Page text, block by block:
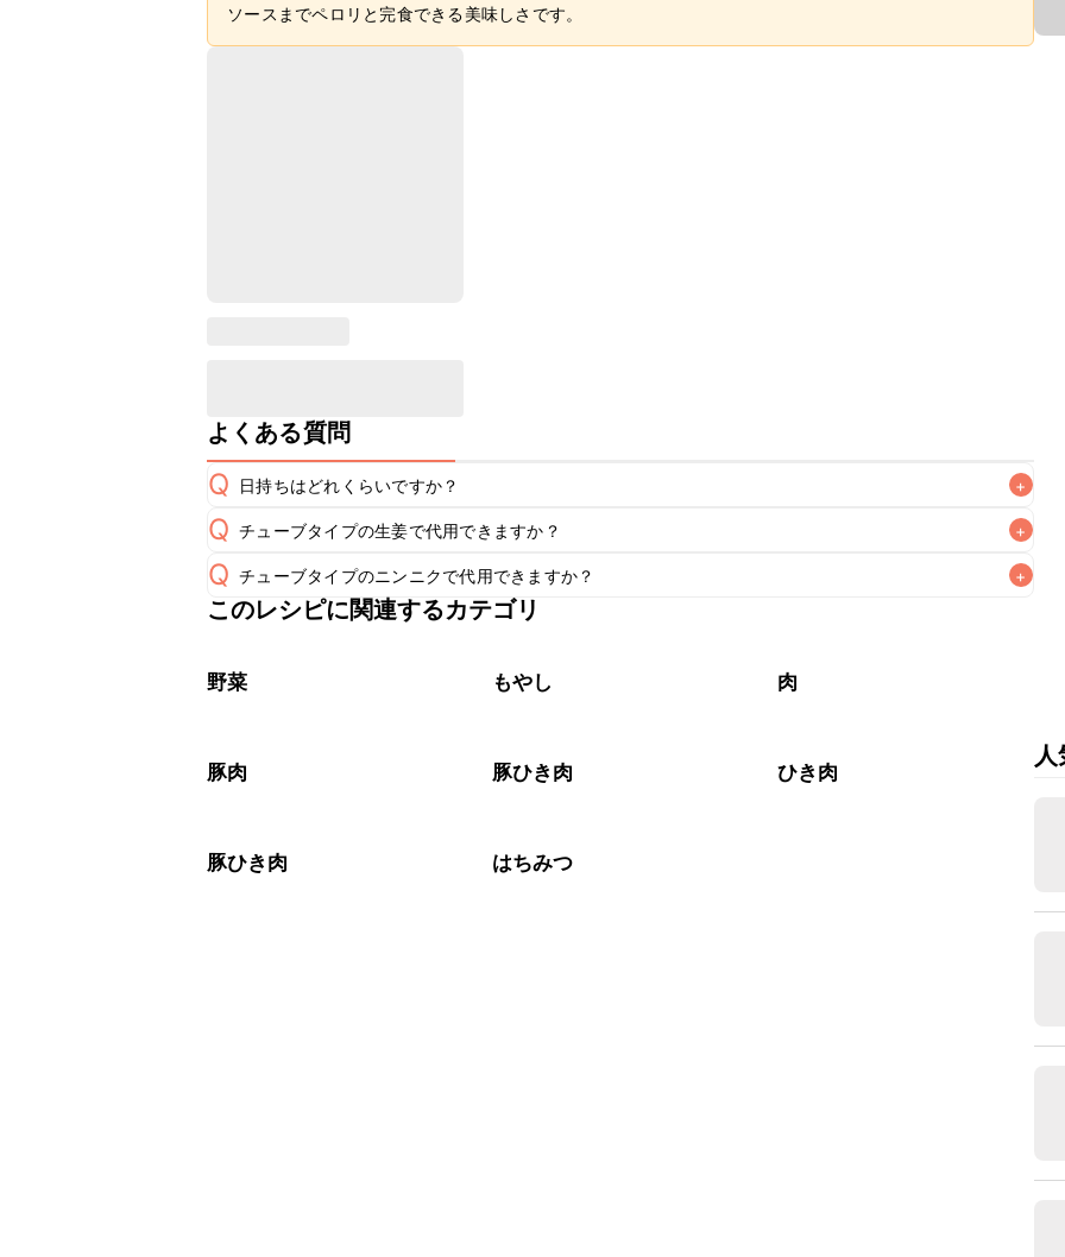
ソースまでペロリと完食できる美味しさです。
よくある質問
Q 日持ちはどれくらいですか？ +
A
保存期間は冷蔵で翌日中が目安です。なるべくお早めにお召し上がりください。
※日持ちは目安です。 こちら
Q チューブタイプの生姜で代用できますか？ +
A チューブタイプの生姜を使用してもお作りいただけます。小さじ1を目安に加え、お好みの風味にな
るようご調節ください。
Q チューブタイプのニンニクで代用できますか？ +
チューブタイプのニンニクを使用してもお作りいただけます。小さじ1/2を目安に加え、お好みの風
このレシピに関連するカテゴリ
野菜 もやし 肉
豚肉 豚ひき肉 ひき肉
豚ひき肉 はちみつ